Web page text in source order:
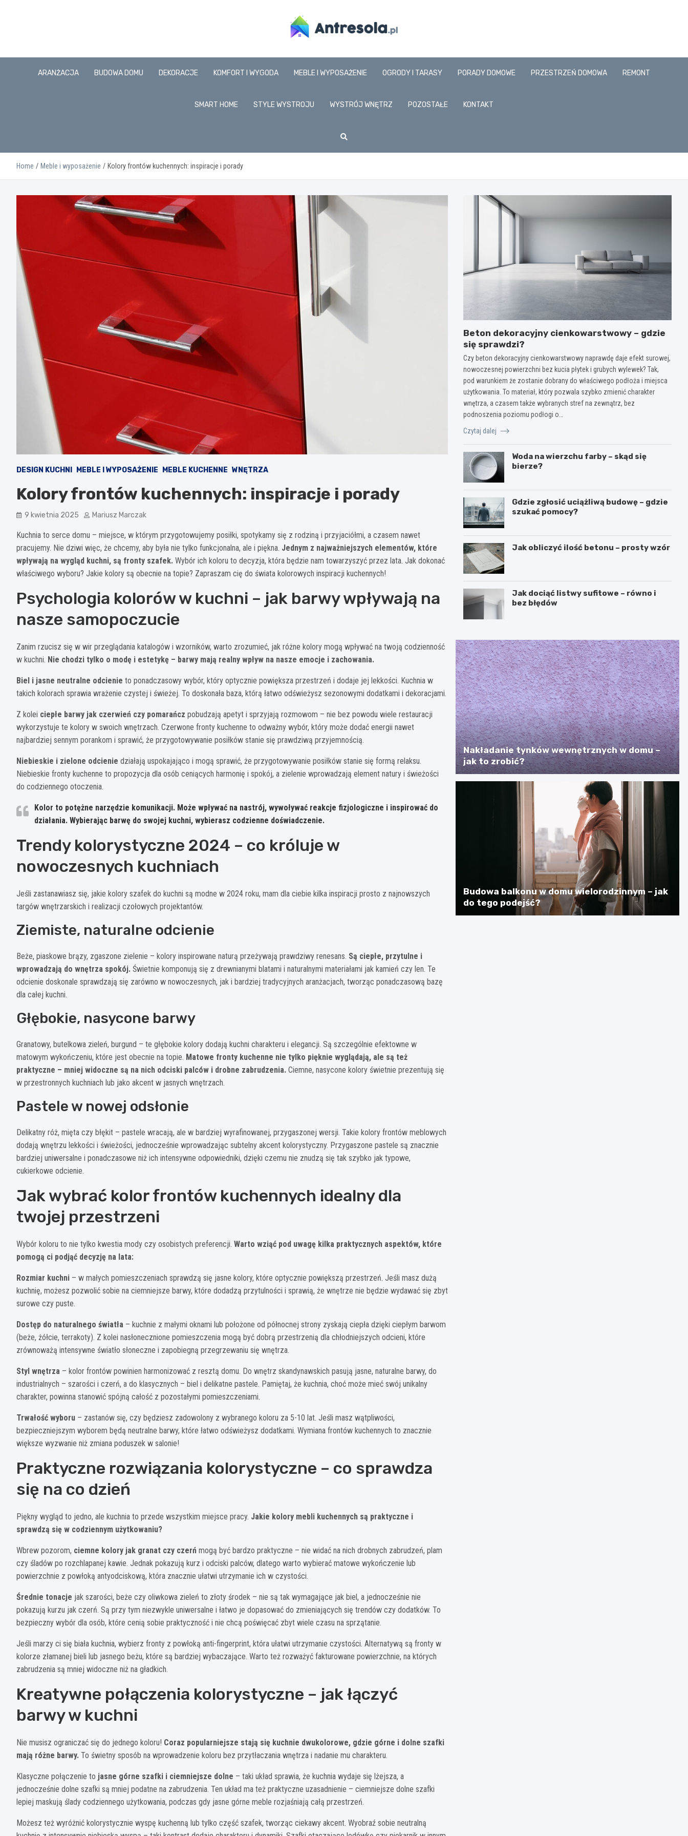
www.antresola.pl
ARANŻACJA BUDOWA DOMU DEKORACJE KOMFORT I WYGODA MEBLE I WYPOSAŻENIE OGRODY I TARASY PORADY DOMOWE PRZESTRZEŃ DOMOWA REMONT
SMART HOME STYLE WYSTROJU WYSTRÓJ WNĘTRZ POZOSTAŁE KONTAKT
Home Meble i wyposażenie Kolory frontów kuchennych: inspiracje i porady
DESIGN KUCHNI MEBLE I WYPOSAŻENIE MEBLE KUCHENNE WNĘTRZA
Kolory frontów kuchennych: inspiracje i porady
9 kwietnia 2025 Mariusz Marczak
Kuchnia to serce domu – miejsce, w którym przygotowujemy posiłki, spotykamy się z rodziną i przyjaciółmi, a czasem nawet
pracujemy. Nie dziwi więc, że chcemy, aby była nie tylko funkcjonalna, ale i piękna. Jednym z najważniejszych elementów, które
wpływają na wygląd kuchni, są fronty szafek. Wybór ich koloru to decyzja, która będzie nam towarzyszyć przez lata. Jak dokonać
właściwego wyboru? Jakie kolory są obecnie na topie? Zapraszam cię do świata kolorowych inspiracji kuchennych!
Psychologia kolorów w kuchni – jak barwy wpływają na
nasze samopoczucie
Zanim rzucisz się w wir przeglądania katalogów i wzorników, warto zrozumieć, jak różne kolory mogą wpływać na twoją codzienność
w kuchni. Nie chodzi tylko o modę i estetykę – barwy mają realny wpływ na nasze emocje i zachowania.
Biel i jasne neutralne odcienie to ponadczasowy wybór, który optycznie powiększa przestrzeń i dodaje jej lekkości. Kuchnia w
takich kolorach sprawia wrażenie czystej i świeżej. To doskonała baza, którą łatwo odświeżysz sezonowymi dodatkami i dekoracjami.
Z kolei ciepłe barwy jak czerwień czy pomarańcz pobudzają apetyt i sprzyjają rozmowom – nie bez powodu wiele restauracji
wykorzystuje te kolory w swoich wnętrzach. Czerwone fronty kuchenne to odważny wybór, który może dodać energii nawet
najbardziej sennym porankom i sprawić, że przygotowywanie posiłków stanie się prawdziwą przyjemnością.
Niebieskie i zielone odcienie działają uspokajająco i mogą sprawić, że przygotowywanie posiłków stanie się formą relaksu.
Niebieskie fronty kuchenne to propozycja dla osób ceniących harmonię i spokój, a zielenie wprowadzają element natury i świeżości
do codziennego otoczenia.
Kolor to potężne narzędzie komunikacji. Może wpływać na nastrój, wywoływać reakcje fizjologiczne i inspirować do
działania. Wybierając barwę do swojej kuchni, wybierasz codzienne doświadczenie.
Trendy kolorystyczne 2024 – co króluje w
nowoczesnych kuchniach
Jeśli zastanawiasz się, jakie kolory szafek do kuchni są modne w 2024 roku, mam dla ciebie kilka inspiracji prosto z najnowszych
targów wnętrzarskich i realizacji czołowych projektantów.
Ziemiste, naturalne odcienie
Beże, piaskowe brązy, zgaszone zielenie – kolory inspirowane naturą przeżywają prawdziwy renesans. Są ciepłe, przytulne i
wprowadzają do wnętrza spokój. Świetnie komponują się z drewnianymi blatami i naturalnymi materiałami jak kamień czy len. Te
odcienie doskonale sprawdzają się zarówno w nowoczesnych, jak i bardziej tradycyjnych aranżacjach, tworząc ponadczasową bazę
dla całej kuchni.
Głębokie, nasycone barwy
Granatowy, butelkowa zieleń, burgund – te głębokie kolory dodają kuchni charakteru i elegancji. Są szczególnie efektowne w
matowym wykończeniu, które jest obecnie na topie. Matowe fronty kuchenne nie tylko pięknie wyglądają, ale są też
praktyczne – mniej widoczne są na nich odciski palców i drobne zabrudzenia. Ciemne, nasycone kolory świetnie prezentują się
w przestronnych kuchniach lub jako akcent w jasnych wnętrzach.
Pastele w nowej odsłonie
Delikatny róż, mięta czy błękit – pastele wracają, ale w bardziej wyrafinowanej, przygaszonej wersji. Takie kolory frontów meblowych
dodają wnętrzu lekkości i świeżości, jednocześnie wprowadzając subtelny akcent kolorystyczny. Przygaszone pastele są znacznie
bardziej uniwersalne i ponadczasowe niż ich intensywne odpowiedniki, dzięki czemu nie znudzą się tak szybko jak typowe,
cukierkowe odcienie.
Jak wybrać kolor frontów kuchennych idealny dla
twojej przestrzeni
Wybór koloru to nie tylko kwestia mody czy osobistych preferencji. Warto wziąć pod uwagę kilka praktycznych aspektów, które
pomogą ci podjąć decyzję na lata:
Rozmiar kuchni – w małych pomieszczeniach sprawdzą się jasne kolory, które optycznie powiększą przestrzeń. Jeśli masz dużą
kuchnię, możesz pozwolić sobie na ciemniejsze barwy, które dodadzą przytulności i sprawią, że wnętrze nie będzie wydawać się zbyt
surowe czy puste.
Dostęp do naturalnego światła – kuchnie z małymi oknami lub położone od północnej strony zyskają ciepła dzięki ciepłym barwom
(beże, żółcie, terrakoty). Z kolei nasłonecznione pomieszczenia mogą być dobrą przestrzenią dla chłodniejszych odcieni, które
zrównoważą intensywne światło słoneczne i zapobiegną przegrzewaniu się wnętrza.
Styl wnętrza – kolor frontów powinien harmonizować z resztą domu. Do wnętrz skandynawskich pasują jasne, naturalne barwy, do
industrialnych – szarości i czerń, a do klasycznych – biel i delikatne pastele. Pamiętaj, że kuchnia, choć może mieć swój unikalny
charakter, powinna stanowić spójną całość z pozostałymi pomieszczeniami.
Trwałość wyboru – zastanów się, czy będziesz zadowolony z wybranego koloru za 5-10 lat. Jeśli masz wątpliwości,
bezpieczniejszym wyborem będą neutralne barwy, które łatwo odświeżysz dodatkami. Wymiana frontów kuchennych to znacznie
większe wyzwanie niż zmiana poduszek w salonie!
Praktyczne rozwiązania kolorystyczne – co sprawdza
się na co dzień
Piękny wygląd to jedno, ale kuchnia to przede wszystkim miejsce pracy. Jakie kolory mebli kuchennych są praktyczne i
sprawdzą się w codziennym użytkowaniu?
Wbrew pozorom, ciemne kolory jak granat czy czerń mogą być bardzo praktyczne – nie widać na nich drobnych zabrudzeń, plam
czy śladów po rozchlapanej kawie. Jednak pokazują kurz i odciski palców, dlatego warto wybierać matowe wykończenie lub
powierzchnie z powłoką antyodciskową, która znacznie ułatwi utrzymanie ich w czystości.
Średnie tonacje jak szarości, beże czy oliwkowa zieleń to złoty środek – nie są tak wymagające jak biel, a jednocześnie nie
pokazują kurzu jak czerń. Są przy tym niezwykle uniwersalne i łatwo je dopasować do zmieniających się trendów czy dodatków. To
bezpieczny wybór dla osób, które cenią sobie praktyczność i nie chcą poświęcać zbyt wiele czasu na sprzątanie.
Jeśli marzy ci się biała kuchnia, wybierz fronty z powłoką anti-fingerprint, która ułatwi utrzymanie czystości. Alternatywą są fronty w
kolorze złamanej bieli lub jasnego beżu, które są bardziej wybaczające. Warto też rozważyć fakturowane powierzchnie, na których
zabrudzenia są mniej widoczne niż na gładkich.
Kreatywne połączenia kolorystyczne – jak łączyć
barwy w kuchni
Nie musisz ograniczać się do jednego koloru! Coraz popularniejsze stają się kuchnie dwukolorowe, gdzie górne i dolne szafki
mają różne barwy. To świetny sposób na wprowadzenie koloru bez przytłaczania wnętrza i nadanie mu charakteru.
Klasyczne połączenie to jasne górne szafki i ciemniejsze dolne – taki układ sprawia, że kuchnia wydaje się lżejsza, a
jednocześnie dolne szafki są mniej podatne na zabrudzenia. Ten układ ma też praktyczne uzasadnienie – ciemniejsze dolne szafki
lepiej maskują ślady codziennego użytkowania, podczas gdy jasne górne meble rozjaśniają całą przestrzeń.
Możesz też wyróżnić kolorystycznie wyspę kuchenną lub tylko część szafek, tworząc ciekawy akcent. Wyobraź sobie neutralną
Beton dekoracyjny cienkowarstwowy – gdzie
się sprawdzi?
Czy beton dekoracyjny cienkowarstwowy naprawdę daje efekt surowej,
nowoczesnej powierzchni bez kucia płytek i grubych wylewek? Tak,
pod warunkiem że zostanie dobrany do właściwego podłoża i miejsca
użytkowania. To materiał, który pozwala szybko zmienić charakter
wnętrza, a czasem także wybranych stref na zewnątrz, bez
podnoszenia poziomu podłogi o…
Czytaj dalej
Woda na wierzchu farby – skąd się
bierze?
Gdzie zgłosić uciążliwą budowę – gdzie
szukać pomocy?
Jak obliczyć ilość betonu – prosty wzór
Jak dociąć listwy sufitowe – równo i
bez błędów
Nakładanie tynków wewnętrznych w domu –
jak to zrobić?
Budowa balkonu w domu wielorodzinnym – jak
do tego podejść?